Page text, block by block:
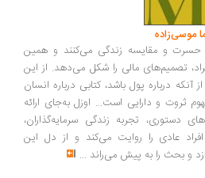
مقایسه زندگی می‌کنند و همین
مالی را شکل می‌دهد. از این
پول باشد، کتابی درباره انسان
و دارایی است... اوزل به‌جای ارائه
تجربه زندگی سرمایه‌گذاران،
عادی را روایت می‌کند و از دل این
را به پیش می‌راند ...